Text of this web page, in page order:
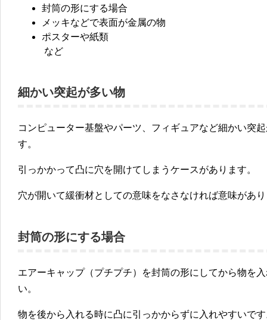
封筒の形にする場合
メッキなどで表面が金属の物
ポスターや紙類
など
細かい突起が多い物
コンピューター基盤やパーツ、フィギュアなど細かい突
す。
引っかかって凸に穴を開けてしまうケースがあります。
穴が開いて緩衝材としての意味をなさなければ意味があ
封筒の形にする場合
エアーキャップ（プチプチ）を封筒の形にしてから物を
い。
物を後から入れる時に凸に引っかからずに入れやすいで